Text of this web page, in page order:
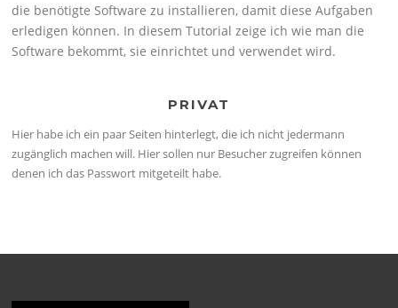
die benötigte Software zu installieren, damit diese Aufgaben
erledigen können. In diesem Tutorial zeige ich wie man die
Software bekommt, sie einrichtet und verwendet wird.
PRIVAT
Hier habe ich ein paar Seiten hinterlegt, die ich nicht jedermann
zugänglich machen will. Hier sollen nur Besucher zugreifen können
denen ich das Passwort mitgeteilt habe.